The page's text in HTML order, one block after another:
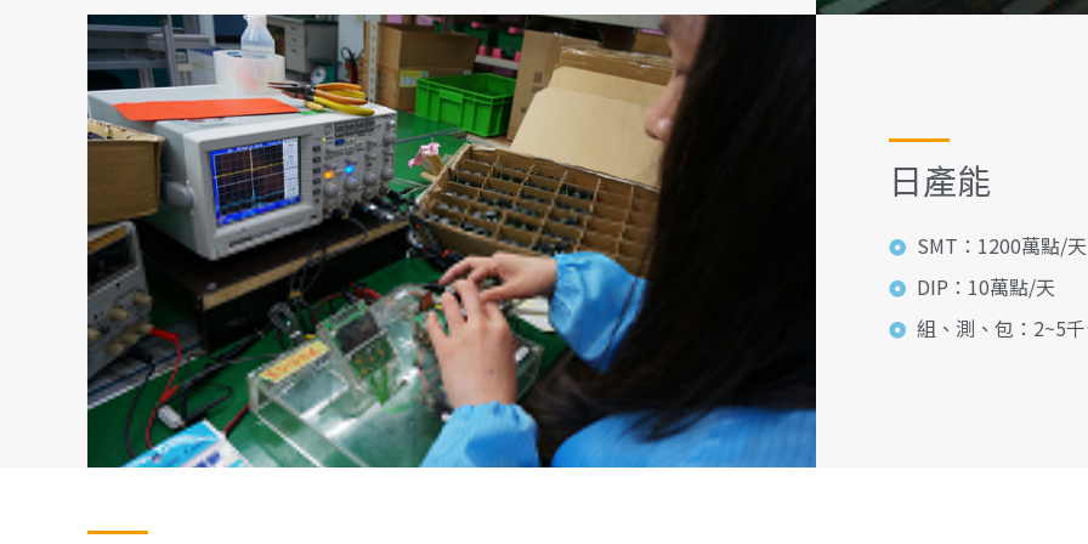
日產能
SMT：1200萬點/天
DIP：10萬點/天
組、測、包：2~5